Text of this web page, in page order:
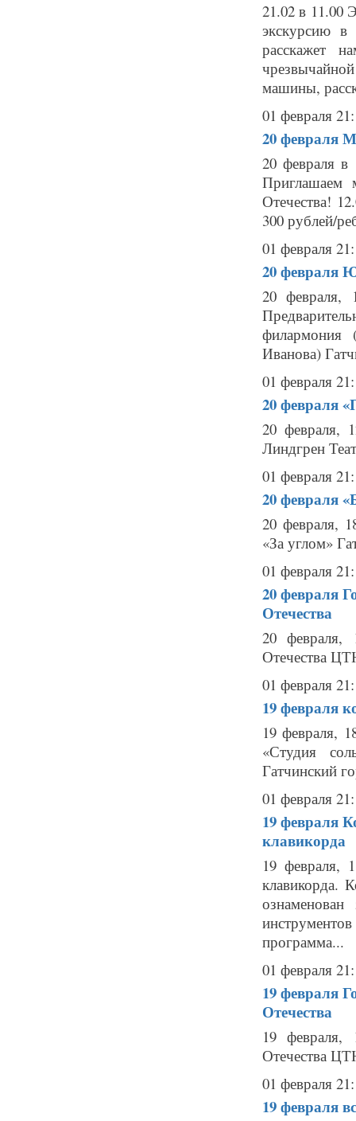
21.02 в 11.00
экскурсию
расскажет
машины,
01 февраля
20 февраля
20 февраля в
Приглашаем
Отечества!
300 рублей/
01 февраля
20 февраля
20 февраля,
Иванова)
01 февраля
20 февраля
20 февраля,
Линдгрен
01 февраля
20 февраля
20 февраля,
«За углом»
01 февраля
20 февраля
Отечества
20 февраля,
Отечества
01 февраля
19 февраля
19 февраля,
«Студия
Гатчинский
01 февраля
19 февраля
клавикорда
19 февраля,
клавикорда.
программа...
01 февраля
19 февраля
Отечества
19 февраля,
Отечества
01 февраля
19 февраля